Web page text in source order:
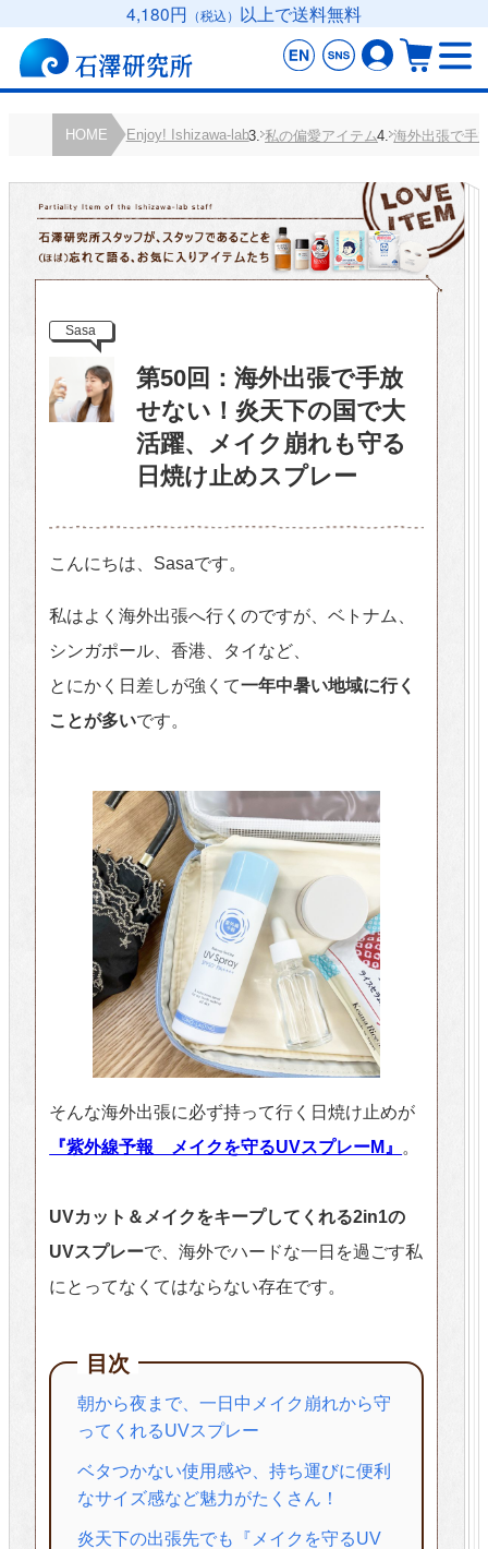
4,180円 （税込） 以上で送料無料
HOME Enjoy! Ishizawa-lab 私の偏愛アイテム 海外出張で手
Sasa
第50回：海外出張で手放
せない！炎天下の国で大
活躍、メイク崩れも守る
日焼け止めスプレー
こんにちは、Sasaです。
私はよく海外出張へ行くのですが、ベトナム、
シンガポール、香港、タイなど、
とにかく日差しが強くて一年中暑い地域に行く
ことが多いです。
そんな海外出張に必ず持って行く日焼け止めが
『紫外線予報 メイクを守るUVスプレーM』
。
UVカット＆メイクをキープしてくれる2in1の
UVスプレーで、海外でハードな一日を過ごす私
にとってなくてはならない存在です。
目次
朝から夜まで、一日中メイク崩れから守
ってくれるUVスプレー
ベタつかない使用感や、持ち運びに便利
なサイズ感など魅力がたくさん！
炎天下の出張先でも『メイクを守るUV